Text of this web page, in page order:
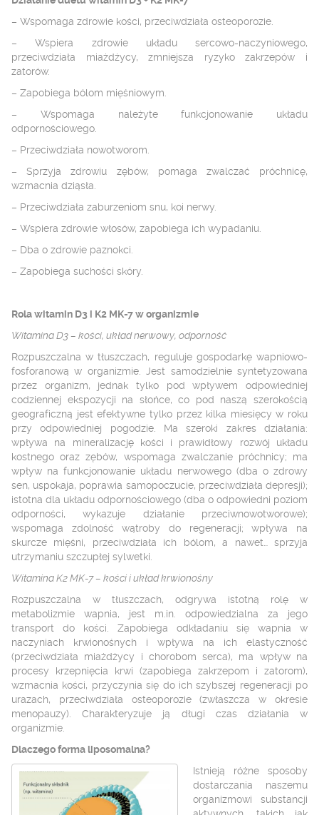
– Wspomaga zdrowie kości, przeciwdziała osteoporozie.
– Wspiera zdrowie układu sercowo-naczyniowego,
przeciwdziała miażdżycy, zmniejsza ryzyko zakrzepów i
zatorów.
– Zapobiega bólom mięśniowym.
– Wspomaga należyte funkcjonowanie układu
odpornościowego.
– Przeciwdziała nowotworom.
– Sprzyja zdrowiu zębów, pomaga zwalczać próchnicę,
wzmacnia dziąsła.
– Przeciwdziała zaburzeniom snu, koi nerwy.
– Wspiera zdrowie włosów, zapobiega ich wypadaniu.
– Dba o zdrowie paznokci.
– Zapobiega suchości skóry.
Rola witamin D3 i K2 MK-7 w organizmie
Witamina D3 – kości, układ nerwowy, odporność
Rozpuszczalna w tłuszczach, reguluje gospodarkę wapniowo-
fosforanową w organizmie. Jest samodzielnie syntetyzowana
przez organizm, jednak tylko pod wpływem odpowiedniej
codziennej ekspozycji na słońce, co pod naszą szerokością
geograficzną jest efektywne tylko przez kilka miesięcy w roku
przy odpowiedniej pogodzie. Ma szeroki zakres działania:
wpływa na mineralizację kości i prawidłowy rozwój układu
kostnego oraz zębów, wspomaga zwalczanie próchnicy; ma
wpływ na funkcjonowanie układu nerwowego (dba o zdrowy
sen, uspokaja, poprawia samopoczucie, przeciwdziała depresji);
istotna dla układu odpornościowego (dba o odpowiedni poziom
odporności, wykazuje działanie przeciwnowotworowe);
wspomaga zdolność wątroby do regeneracji; wpływa na
skurcze mięśni, przeciwdziała ich bólom, a nawet… sprzyja
utrzymaniu szczupłej sylwetki.
Witamina K2MK-7 – kości i układ krwionośny
Rozpuszczalna w tłuszczach, odgrywa istotną rolę w
metabolizmie wapnia, jest m.in. odpowiedzialna za jego
transport do kości. Zapobiega odkładaniu się wapnia w
naczyniach krwionośnych i wpływa na ich elastyczność
(przeciwdziała miażdżycy i chorobom serca), ma wpływ na
procesy krzepnięcia krwi (zapobiega zakrzepom i zatorom),
wzmacnia kości, przyczynia się do ich szybszej regeneracji po
urazach, przeciwdziała osteoporozie (zwłaszcza w okresie
menopauzy).Charakteryzuje ją długi czas działania w
organizmie.
Dlaczego forma liposomalna?
Istnieją różne sposoby
dostarczania naszemu
organizmowi substancji